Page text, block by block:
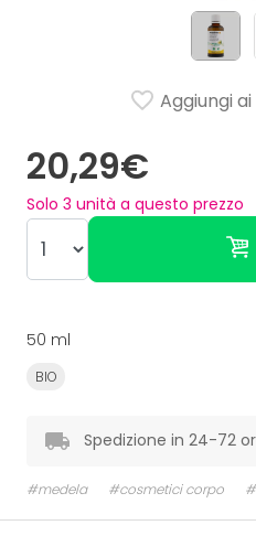
20,29€
Solo 3 unità a questo prezzo
Aggiungi
50 ml
BIO
Spedizione in 24-72
#medela #cosmetici corpo